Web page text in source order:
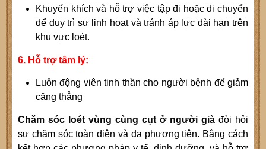
Khuyến khích và hỗ trợ việc tập đi hoặc di chuyển
để duy trì sự linh hoạt và tránh áp lực dài hạn trên
khu vực loét.
6. Hỗ trợ tâm lý:
Luôn động viên tinh thần cho người bệnh để giảm
căng thẳng
Chăm sóc loét vùng cùng cụt ở người già đòi hỏi
sự chăm sóc toàn diện và đa phương tiện. Bằng cách